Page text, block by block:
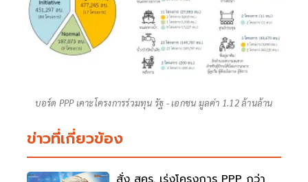
บอร์ด PPP เคาะโครงการร่วมทุน รัฐ - เอกชน มูลค่า 1.12 ล้านล้าน
ข่าวที่เกี่ยวข้อง